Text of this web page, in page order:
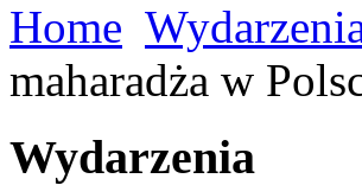
Home
maharadża w
Wydarzenia